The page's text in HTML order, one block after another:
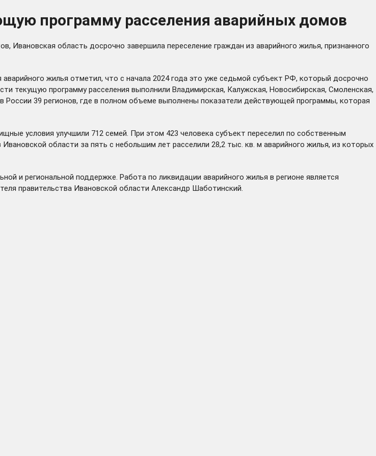
программу расселения аварийных домов
область досрочно завершила переселение граждан из аварийного жилья, признанного
жилья отметил, что с начала 2024 года это уже седьмой субъект РФ, который досрочно
текущую программу расселения выполнили Владимирская, Калужская, Новосибирская, Смоленская,
39 регионов, где в полном объеме выполнены показатели действующей программы, которая
условия улучшили 712 семей. При этом 423 человека субъект переселил по собственным
области за пять с небольшим лет расселили 28,2 тыс. кв. м аварийного жилья, из которых
и региональной поддержке. Работа по ликвидации аварийного жилья в регионе является
правительства Ивановской области Александр Шаботинский.